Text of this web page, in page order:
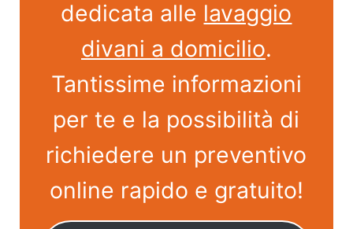
dedicata alle lavaggio
divani a domicilio.
Tantissime informazioni
per te e la possibilità di
richiedere un preventivo
online rapido e gratuito!